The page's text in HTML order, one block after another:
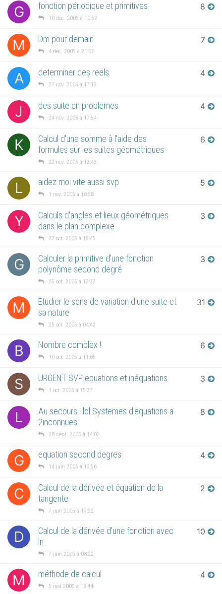
G fonction périodique et primitives
10 déc. 2005 à 10:52
8
M Dm pour demain
4 déc. 2005 à 21:02
7
A determiner des reels
27 nov. 2005 à 17:13
4
J des suite en problemes
24 nov. 2005 à 17:54
4
K
Calcul d'une somme à l'aide des
formules sur les suites géométriques
22 nov. 2005 à 13:43
6
L aidez moi vite aussi svp
1 nov. 2005 à 18:58
5
Y
Calculs d'angles et lieux géométriques
dans le plan complexe
27 oct. 2005 à 15:45
3
G
Calculer la primitive d'une fonction
polynôme second degré
25 oct. 2005 à 12:37
3
M
Etudier le sens de variation d'une suite et
sa nature
25 oct. 2005 à 04:42
31
B Nombre complex !
10 oct. 2005 à 11:05
6
S URGENT SVP equations et inéquations
1 oct. 2005 à 15:37
3
L
Au secours ! lol Systemes d'equations a
2inconnues
28 sept. 2005 à 14:02
8
G equation second degres
14 juin 2005 à 19:56
4
C
Calcul de la dérivée et équation de la
tangente
7 juin 2005 à 19:22
2
D
Calcul de la dérivée d'une fonction avec
ln
7 juin 2005 à 08:22
10
M méthode de calcul
5 mai 2005 à 13:44
4